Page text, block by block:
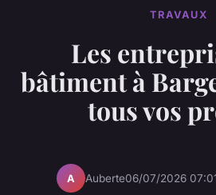
TRAVAUX
Les
bâtiment à
tous vos
A Auberte06/07/2026